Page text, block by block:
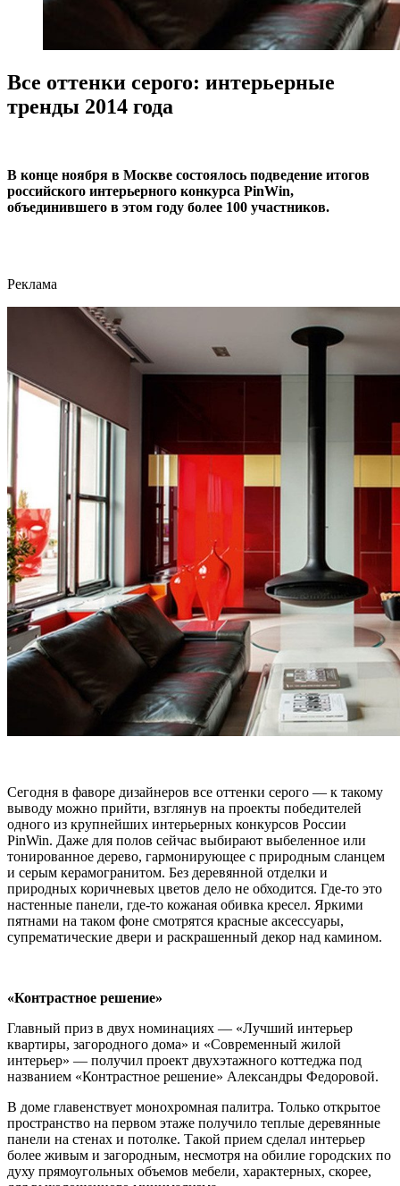
Все оттенки серого: интерьерные
тренды 2014 года
В конце ноября в Москве состоялось подведение итогов
российского интерьерного конкурса PinWin,
объединившего в этом году более 100 участников.
Реклама
Сегодня в фаворе дизайнеров все оттенки серого — к такому
выводу можно прийти, взглянув на проекты победителей
одного из крупнейших интерьерных конкурсов России
PinWin. Даже для полов сейчас выбирают выбеленное или
тонированное дерево, гармонирующее с природным сланцем
и серым керамогранитом. Без деревянной отделки и
природных коричневых цветов дело не обходится. Где-то это
настенные панели, где-то кожаная обивка кресел. Яркими
пятнами на таком фоне смотрятся красные аксессуары,
супрематические двери и раскрашенный декор над камином.
«Контрастное решение»
Главный приз в двух номинациях — «Лучший интерьер
квартиры, загородного дома» и «Современный жилой
интерьер» — получил проект двухэтажного коттеджа под
названием «Контрастное решение» Александры Федоровой.
В доме главенствует монохромная палитра. Только открытое
пространство на первом этаже получило теплые деревянные
панели на стенах и потолке. Такой прием сделал интерьер
более живым и загородным, несмотря на обилие городских по
духу прямоугольных объемов мебели, характерных, скорее,